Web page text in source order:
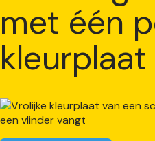
met één
kleurplaat